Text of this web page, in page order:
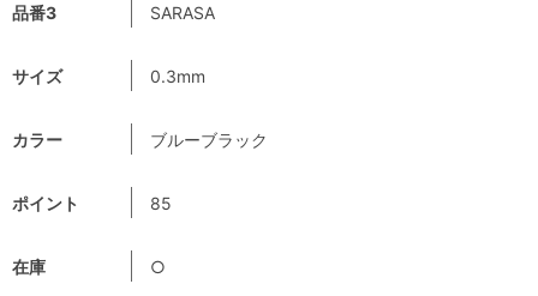
品番3 SARASA
サイズ 0.3mm
カラー ブルーブラック
ポイント 85
在庫 ○